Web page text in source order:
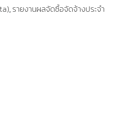
, รายงานผลจัดซื้อจัดจ้างประจำ